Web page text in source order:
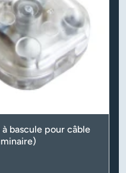
bascule pour câble